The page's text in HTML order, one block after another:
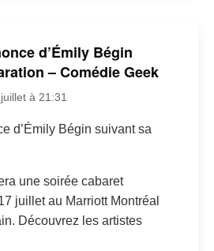
d’Émily Bégin
– Comédie Geek
à 21:31
d’Émily Bégin suivant sa
une soirée cabaret
juillet au Marriott Montréal
Découvrez les artistes